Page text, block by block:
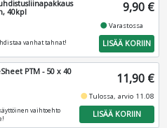
40kpl
vanhat tahnat!
9,90 €
fiber_manual_recordVarastossa
LISÄÄ KORIIN
PTM - 50 x 40
vaihtoehto
11,90 €
fiber_manual_recordTulossa, arvio 11.08
LISÄÄ KORIIN